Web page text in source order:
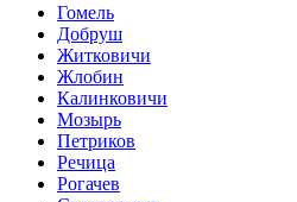
Гомель
Добруш
Житковичи
Жлобин
Калинковичи
Мозырь
Петриков
Речица
Рогачев